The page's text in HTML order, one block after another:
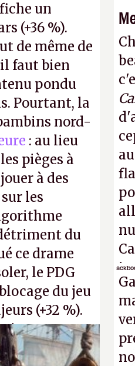
un
(+36 %).
de même de
faut bien
pondu
Pourtant, la
nord-
: au lieu
pièges à
à des
les
du
ce drame
le PDG
du jeu
(+32 %).
ne sont
d'achat.P.
! –